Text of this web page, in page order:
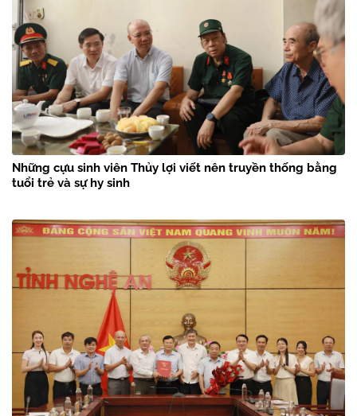
Những cựu sinh viên Thủy lợi viết nên truyền thống bằng
tuổi trẻ và sự hy sinh